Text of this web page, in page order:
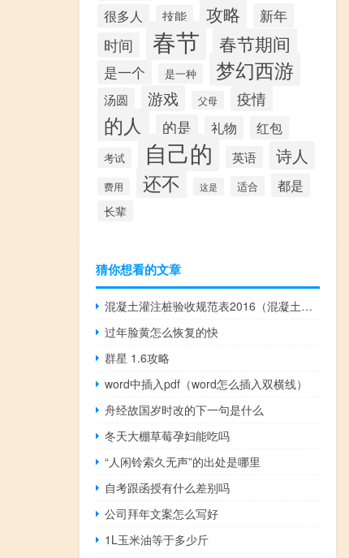
很多人 技能 攻略 新年
时间 春节 春节期间
是一个 是一种 梦幻西游
汤圆 游戏 父母 疫情
的人 的是 礼物 红包
考试 自己的 英语 诗人
费用 还不 这是 适合 都是
长辈
猜你想看的文章
混凝土灌注桩验收规范表2016（混凝土灌注桩验收规范）
过年脸黄怎么恢复的快
群星 1.6攻略
word中插入pdf（word怎么插入双横线）
舟经故国岁时改的下一句是什么
冬天大棚草莓孕妇能吃吗
“人闲铃索久无声”的出处是哪里
自考跟函授有什么差别吗
公司拜年文案怎么写好
1L玉米油等于多少斤